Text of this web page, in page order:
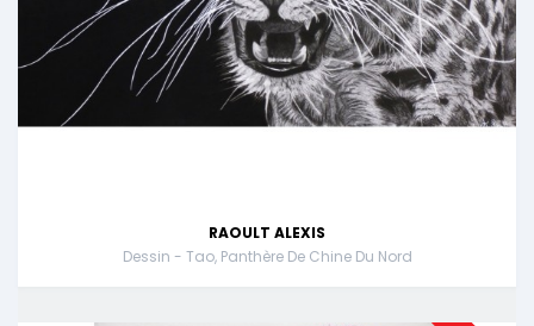
RAOULT ALEXIS
Dessin - Tao, Panthère De Chine Du Nord